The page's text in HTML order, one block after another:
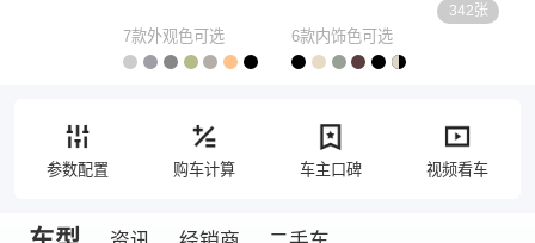
342张
7款外观色可选 6款内饰色可选
参数配置 购车计算 车主口碑 视频看车